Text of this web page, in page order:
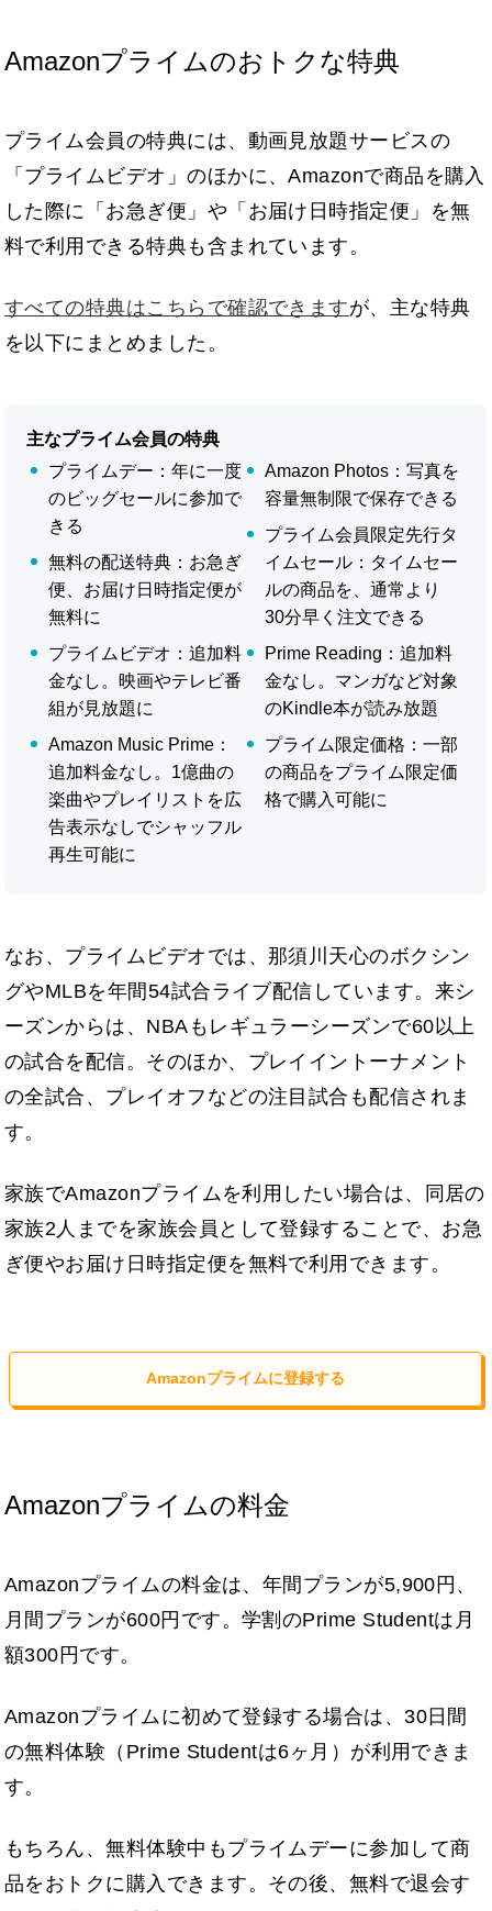
Amazonプライムのおトクな特典
プライム会員の特典には、動画見放題サービスの
「プライムビデオ」のほかに、Amazonで商品を購入
した際に「お急ぎ便」や「お届け日時指定便」を無
料で利用できる特典も含まれています。
すべての特典はこちらで確認できますが、主な特典
を以下にまとめました。
主なプライム会員の特典
プライムデー：年に一度
のビッグセールに参加で
きる
無料の配送特典：お急ぎ
便、お届け日時指定便が
無料に
プライムビデオ：追加料
金なし。映画やテレビ番
組が見放題に
Amazon Music Prime：
追加料金なし。1億曲の
楽曲やプレイリストを広
告表示なしでシャッフル
再生可能に
Amazon Photos：写真を
容量無制限で保存できる
プライム会員限定先行タ
イムセール：タイムセー
ルの商品を、通常より
30分早く注文できる
Prime Reading：追加料
金なし。マンガなど対象
のKindle本が読み放題
プライム限定価格：一部
の商品をプライム限定価
格で購入可能に
なお、プライムビデオでは、那須川天心のボクシン
グやMLBを年間54試合ライブ配信しています。来シ
ーズンからは、NBAもレギュラーシーズンで60以上
の試合を配信。そのほか、プレイイントーナメント
の全試合、プレイオフなどの注目試合も配信されま
す。
家族でAmazonプライムを利用したい場合は、同居の
家族2人までを家族会員として登録することで、お急
ぎ便やお届け日時指定便を無料で利用できます。
Amazonプライムに登録する
Amazonプライムの料金
Amazonプライムの料金は、年間プランが5,900円、
月間プランが600円です。学割のPrime Studentは月
額300円です。
Amazonプライムに初めて登録する場合は、30日間
の無料体験（Prime Studentは6ヶ月）が利用できま
す。
もちろん、無料体験中もプライムデーに参加して商
品をおトクに購入できます。その後、無料で退会す